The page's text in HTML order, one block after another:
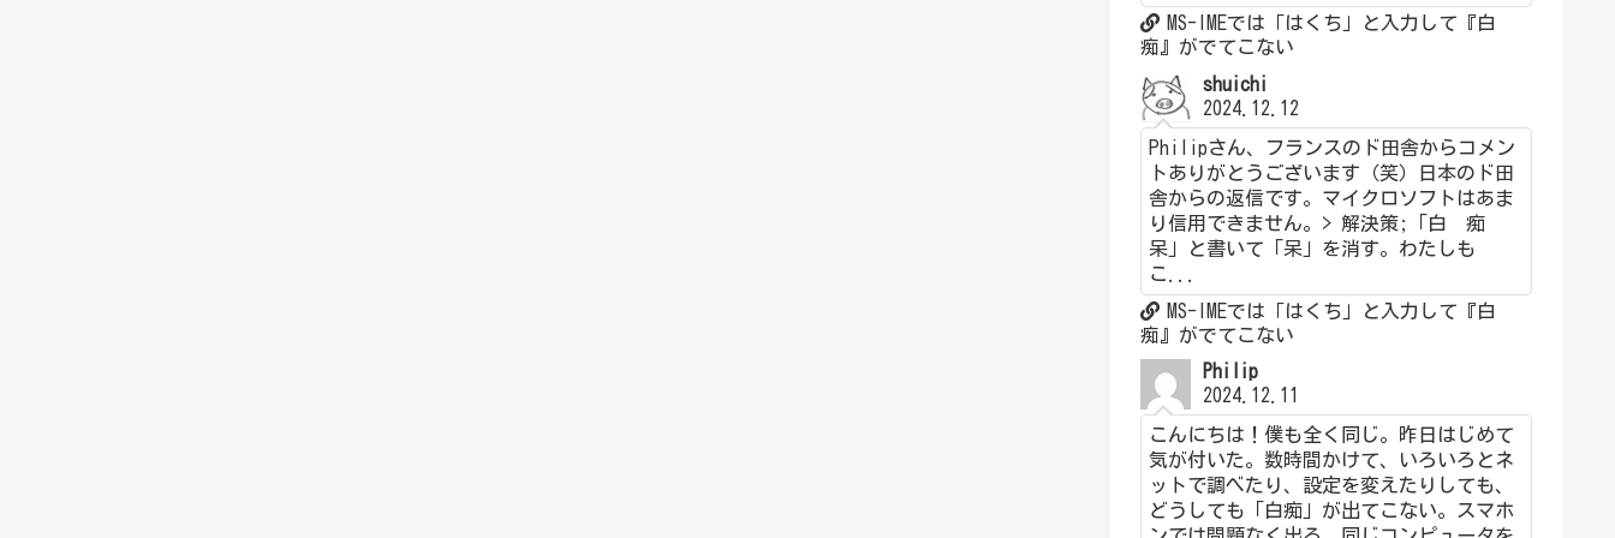
MS-IMEでは「はくち」と入力して『白
痴』がでてこない
shuichi
2024.12.12
Philipさん、フランスのド田舎からコメン
トありがとうございます（笑）日本のド田
舎からの返信です。マイクロソフトはあま
り信用できません。> 解決策;「白 痴
呆」と書いて「呆」を消す。わたしも
こ...
MS-IMEでは「はくち」と入力して『白
痴』がでてこない
Philip
2024.12.11
こんにちは！僕も全く同じ。昨日はじめて
気が付いた。数時間かけて、いろいろとネ
ットで調べたり、設定を変えたりしても、
どうしても「白痴」が出てこない。スマホ